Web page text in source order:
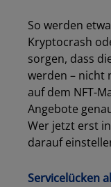
So werden
Kryptocrash
sorgen, dass
werden – nicht
auf dem NFT-
Angebote
Wer jetzt erst
darauf
Servicelücken